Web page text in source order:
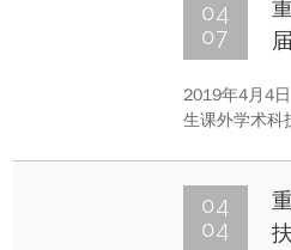
04
07
2019年4月4
生课外学术科
内专家和86
赛。04
04